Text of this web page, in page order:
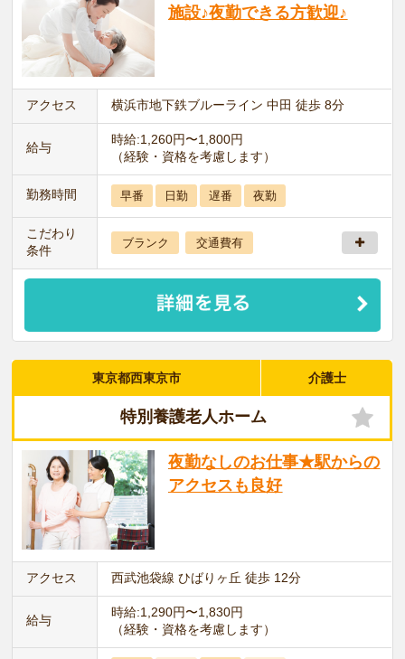
施設♪夜勤できる方歓迎♪
アクセス 横浜市地下鉄ブルーライン 中田 徒歩 8分
給与
時給:1,260円〜1,800円
（経験・資格を考慮します）
勤務時間 早番 日勤 遅番 夜勤
こだわり
条件
ブランク 交通費有
東京都西東京市 介護士
特別養護老人ホーム
夜勤なしのお仕事★駅からの
アクセスも良好
アクセス 西武池袋線 ひばりヶ丘 徒歩 12分
給与
時給:1,290円〜1,830円
（経験・資格を考慮します）